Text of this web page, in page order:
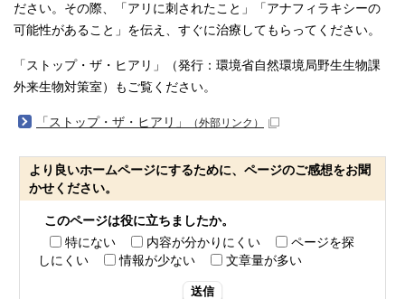
ださい。その際、「アリに刺されたこと」「アナフィラキシーの
可能性があること」を伝え、すぐに治療してもらってください。
「ストップ・ザ・ヒアリ」（発行：環境省自然環境局野生生物課
外来生物対策室）もご覧ください。
「ストップ・ザ・ヒアリ」 （外部リンク）
より良いホームページにするために、ページのご感想をお聞
かせください。
このページは役に立ちましたか。
特にない
内容が分かりにくい
ページを探
しにくい
情報が少ない 文章量が多い
送信